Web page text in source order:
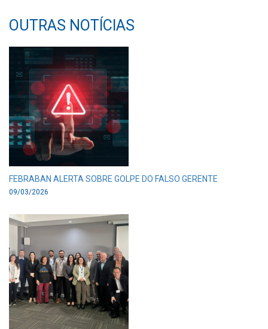
OUTRAS NOTÍCIAS
FEBRABAN ALERTA SOBRE GOLPE DO FALSO GERENTE
09/03/2026